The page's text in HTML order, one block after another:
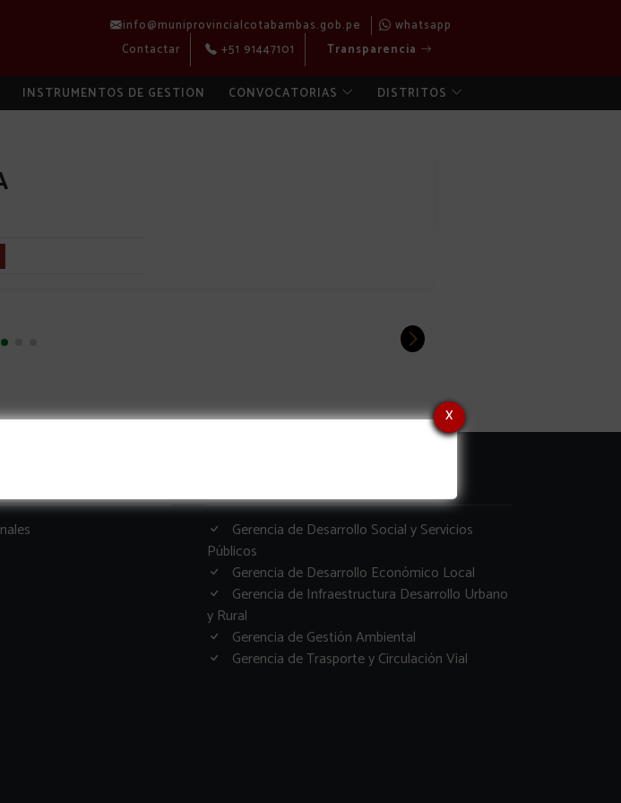
info@muniprovincialcotabambas.gob.pe
whatsapp
Contactar
+51 91447101 Transparencia
INSTRUMENTOS DE GESTION CONVOCATORIAS DISTRITOS
x
Gerencia de Desarrollo Social y Servicios
Públicos
Gerencia de Desarrollo Económico Local
Gerencia de Infraestructura Desarrollo Urbano
y Rural
Gerencia de Gestión Ambiental
Gerencia de Trasporte y Circulación Vial